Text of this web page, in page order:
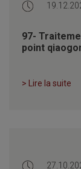
97-
point
> Lire la suite